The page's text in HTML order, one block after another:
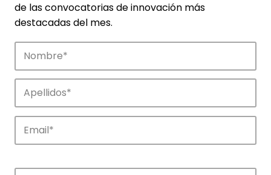
de las convocatorias de innovación más
destacadas del mes.